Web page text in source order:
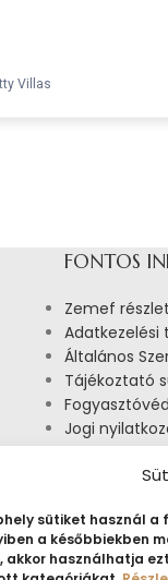
sütiket használ
a későbbiekben
akkor használhatja
FONTOS
Zemef
Adatkezelési
Általános
Tájékoztató
Jogi
Impresszum
Pályázatok